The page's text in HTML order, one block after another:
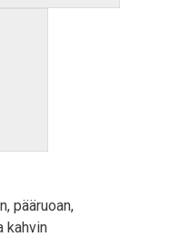
pääruoan,
kahvin